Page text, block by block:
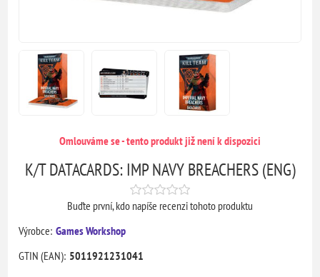
Omlouváme se - tento produkt již není k dispozici
K/T DATACARDS: IMP NAVY BREACHERS (ENG)
Buďte první, kdo napíše recenzi tohoto produktu
Výrobce: Games Workshop
GTIN (EAN): 5011921231041